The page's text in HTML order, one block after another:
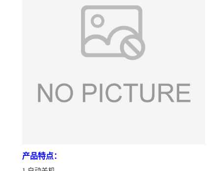
产品特点：